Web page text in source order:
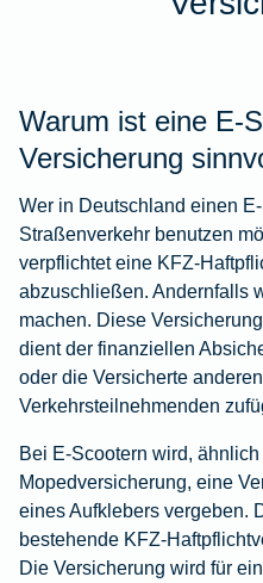
Warum ist eine E-
Versicherung
Wer in Deutschland einen
Straßenverkehr benutzen
verpflichtet eine KFZ-
abzuschließen. Andernfalls
machen. Diese
dient der finanziellen
oder die Versicherte
Verkehrsteilnehmenden
Bei E-Scootern wird,
Mopedversicherung, eine
eines Aufklebers vergeben.
bestehende KFZ-
Die Versicherung wird für